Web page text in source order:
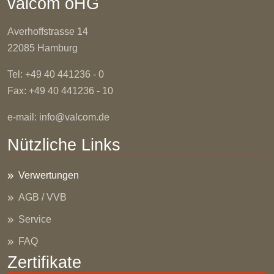
Averhoffstrasse 14
22085 Hamburg
Tel: +49 40 441236 - 0
Fax: +49 40 441236 - 10
e-mail: info@valcom.de
Nützliche Links
Verwertungen
AGB / VVB
Service
FAQ
Zertifikate